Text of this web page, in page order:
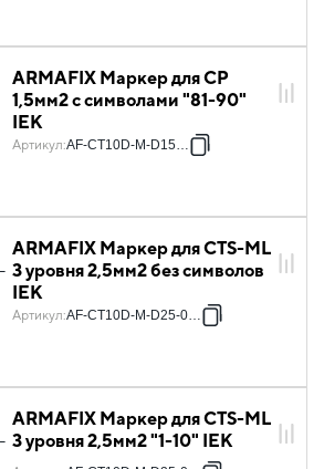
ARMAFIX Маркер для CP
1,5мм2 с символами "81-90"
IEK
Артикул:AF-CT10D-M-D15-09
ARMAFIX Маркер для CTS-ML
3 уровня 2,5мм2 без символов
IEK
Артикул:AF-CT10D-M-D25-00-3
ARMAFIX Маркер для CTS-ML
3 уровня 2,5мм2 "1-10" IEK